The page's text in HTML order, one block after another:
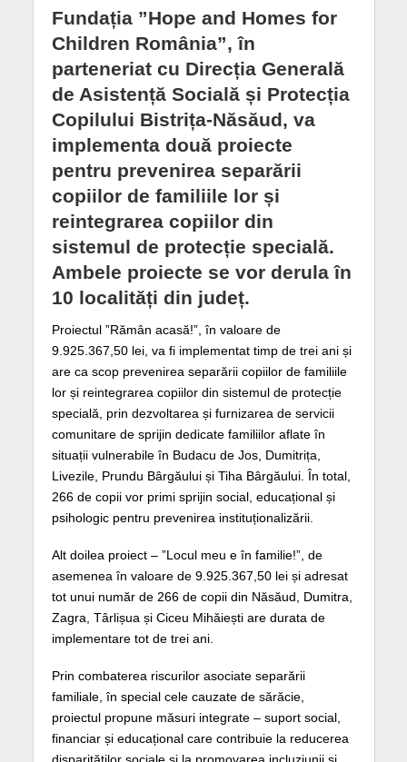
Fundația ”Hope and Homes for
Children România”, în
parteneriat cu Direcția Generală
de Asistență Socială și Protecția
Copilului Bistrița-Năsăud, va
implementa două proiecte
pentru prevenirea separării
copiilor de familiile lor și
reintegrarea copiilor din
sistemul de protecție specială.
Ambele proiecte se vor derula în
10 localități din județ.
Proiectul ”Rămân acasă!”, în valoare de
9.925.367,50 lei, va fi implementat timp de trei ani și
are ca scop prevenirea separării copiilor de familiile
lor și reintegrarea copiilor din sistemul de protecție
specială, prin dezvoltarea și furnizarea de servicii
comunitare de sprijin dedicate familiilor aflate în
situații vulnerabile în Budacu de Jos, Dumitrița,
Livezile, Prundu Bârgăului și Tiha Bârgăului. În total,
266 de copii vor primi sprijin social, educațional și
psihologic pentru prevenirea instituționalizării.
Alt doilea proiect – ”Locul meu e în familie!”, de
asemenea în valoare de 9.925.367,50 lei și adresat
tot unui număr de 266 de copii din Năsăud, Dumitra,
Zagra, Târlișua și Ciceu Mihăiești are durata de
implementare tot de trei ani.
Prin combaterea riscurilor asociate separării
familiale, în special cele cauzate de sărăcie,
proiectul propune măsuri integrate – suport social,
financiar și educațional care contribuie la reducerea